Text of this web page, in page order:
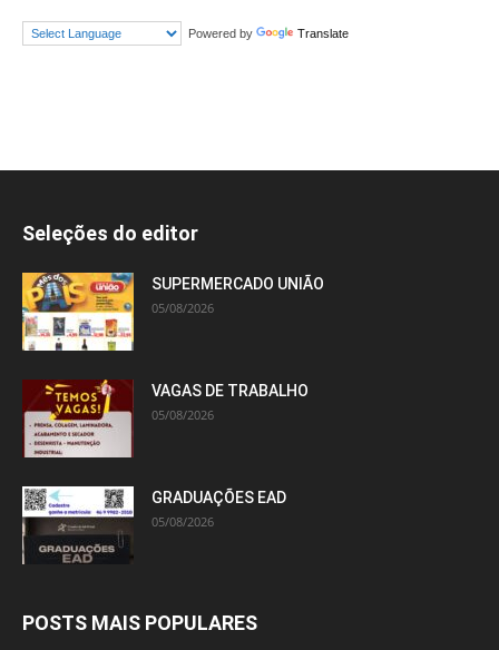
Powered by Translate
Seleções do editor
SUPERMERCADO UNIÃO
05/08/2026
VAGAS DE TRABALHO
05/08/2026
GRADUAÇÕES EAD
05/08/2026
POSTS MAIS POPULARES